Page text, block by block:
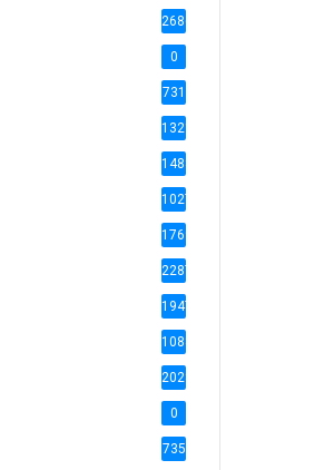
2686
0
731
1321
1488
1027
1769
2287
1947
1088
2028
0
735